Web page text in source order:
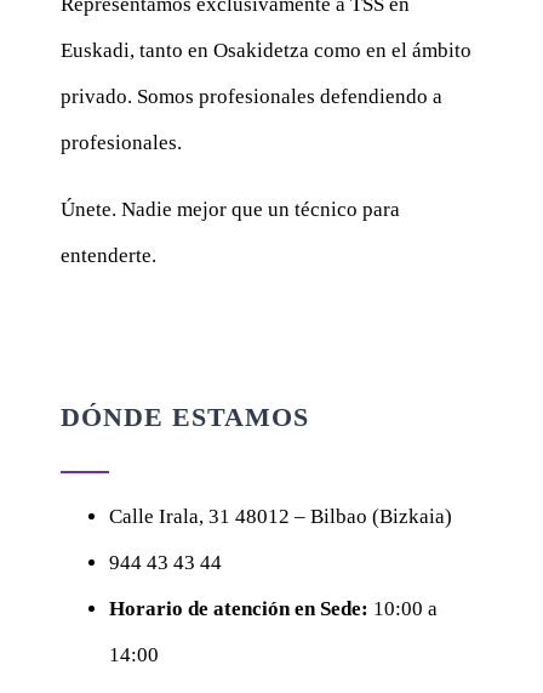
Euskadi, tanto en Osakidetza como en el ámbito
privado. Somos profesionales defendiendo a
profesionales.
Únete. Nadie mejor que un técnico para
entenderte.
DÓNDE ESTAMOS
Calle Irala, 31 48012 – Bilbao (Bizkaia)
944 43 43 44
Horario de atención en Sede: 10:00 a
14:00